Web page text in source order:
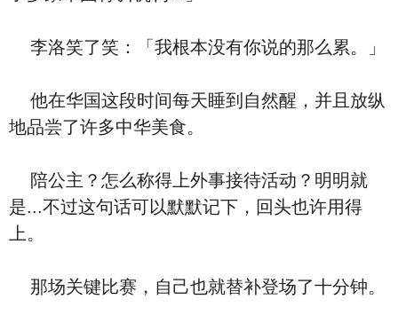
李洛笑了笑：「我根本没有你说的那么累。」
他在华国这段时间每天睡到自然醒，并且放纵
地品尝了许多中华美食。
陪公主？怎么称得上外事接待活动？明明就
是...不过这句话可以默默记下，回头也许用得
上。
那场关键比赛，自己也就替补登场了十分钟。